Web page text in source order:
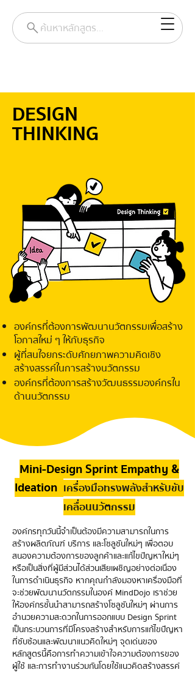
ค้นหาหลักสูตร...
DESIGN
THINKING
องค์กรที่ต้องการพัฒนานวัตกรรมเพื่อสร้าง
โอกาสใหม่ ๆ ให้กับธุรกิจ
ผู้ที่สนใจยกระดับศักยภาพความคิดเชิง
สร้างสรรค์ในการสร้างนวัตกรรม
องค์กรที่ต้องการสร้างวัฒนธรรมองค์กรใน
ด้านนวัตกรรม
Mini-Design SprintEmpathy &
Ideation เครื่องมือทรงพลังสำหรับขับ
เคลื่อนนวัตกรรม
องค์กรทุกวันนี้จำเป็นต้องมีความสามารถในการ
สร้างผลิตภัณฑ์ บริการ และโซลูชันใหม่ๆ เพื่อตอบ
สนองความต้องการของลูกค้าและแก้ไขปัญหาใหม่ๆ
หรือเป็นสิ่งที่ผู้มีส่วนได้ส่วนเสียเผชิญอย่างต่อเนื่อง
ในการดำเนินธุรกิจ หากคุณกำลังมองหาเครื่องมือที่
จะช่วยพัฒนานวัตกรรมในองค์ MindDojo เราช่วย
ให้องค์กรชั้นนำสามารถสร้างโซลูชันใหม่ๆ ผ่านการ
อำนวยความสะดวกในการออกแบบ Design Sprint
เป็นกระบวนการที่มีโครงสร้างสำหรับการแก้ไขปัญหา
ที่ซับซ้อนและพัฒนาแนวคิดใหม่ๆ จุดเด่นของ
หลักสูตรนี้คือการทำความเข้าใจความต้องการของ
ผู้ใช้ และการทำงานร่วมกันโดยใช้แนวคิดสร้างสรรค์